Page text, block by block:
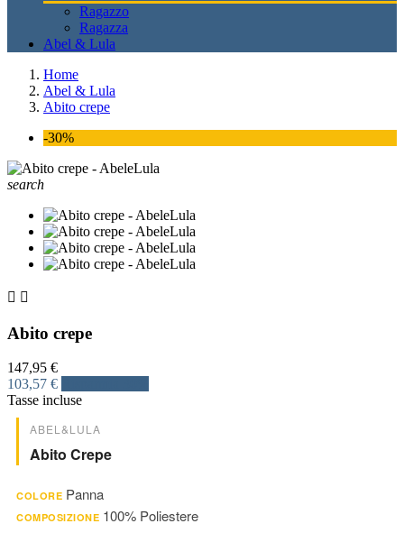
Ragazzo
Ragazza
Abel & Lula
Home
Abel & Lula
Abito crepe
-30%
search
 
Abito crepe
147,95 €
103,57 €
Tasse incluse
ABEL&LULA
Abito Crepe
COLORE Panna
COMPOSIZIONE 100% Poliestere